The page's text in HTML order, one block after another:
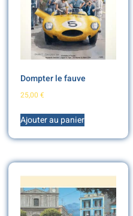
Dompter le fauve
25,00 €
Ajouter au panier